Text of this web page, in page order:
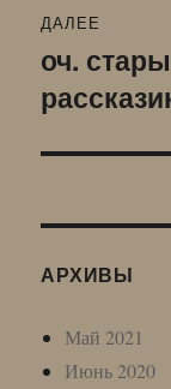
ДАЛЕЕ
Следующая
запись:
оч.
АРХИВЫ
Май 2021
Июнь 2020